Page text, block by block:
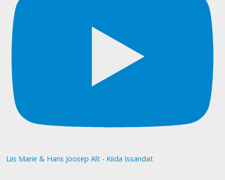
Liis Marie & Hans Joosep Alt - Kiida Issandat